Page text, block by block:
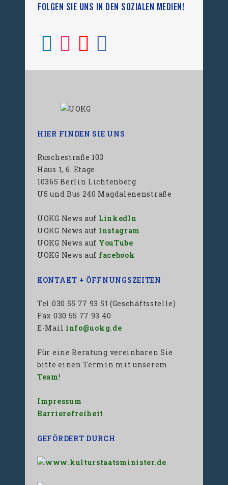
FOLGEN SIE UNS IN DEN SOZIALEN MEDIEN!
HIER FINDEN SIE UNS
Ruschestraße 103
Haus 1, 6. Etage
10365 Berlin Lichtenberg
U5 und Bus 240 Magdalenenstraße
UOKG News auf LinkedIn
UOKG News auf Instagram
UOKG News auf YouTube
UOKG News auf facebook
KONTAKT + ÖFFNUNGSZEITEN
Tel 030 55 77 93 51 (Geschäftsstelle)
Fax 030 55 77 93 40
E-Mail info@uokg.de
Für eine Beratung vereinbaren Sie
bitte einen Termin mit unserem
Team!
Impressum
Barrierefreiheit
GEFÖRDERT DURCH